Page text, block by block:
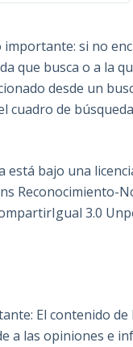
importante: si no
que busca o a la
desde un
cuadro de
está bajo una
Reconocimiento-
3.0
El contenido de
a las opiniones e